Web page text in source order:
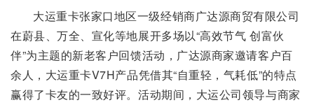
大运重卡张家口地区一级经销商广达源商贸有限公司
在蔚县、万全、宣化等地展开多场以“高效节气 创富伙
伴”为主题的新老客户回馈活动，广达源商家邀请客户百
余人，大运重卡V7H产品凭借其“自重轻，气耗低”的特点
赢得了卡友的一致好评。活动期间，大运公司领导与商家